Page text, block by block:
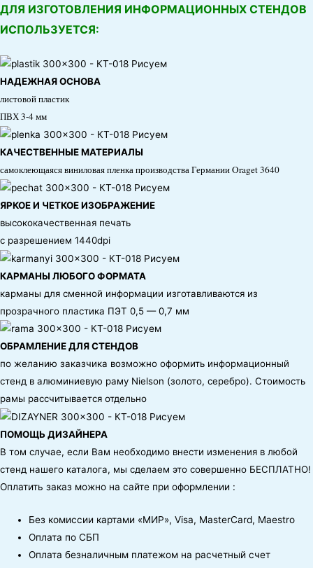
ДЛЯ ИЗГОТОВЛЕНИЯ ИНФОРМАЦИОННЫХ СТЕНДОВ
ИСПОЛЬЗУЕТСЯ:
НАДЕЖНАЯ ОСНОВА
листовой пластик
ПВХ 3-4 мм
КАЧЕСТВЕННЫЕ МАТЕРИАЛЫ
самоклеющаяся виниловая пленка производства Германии Oraget 3640
ЯРКОЕ И ЧЕТКОЕ ИЗОБРАЖЕНИЕ
высококачественная печать
с разрешением 1440dpi
КАРМАНЫ ЛЮБОГО ФОРМАТА
карманы для сменной информации изготавливаются из
прозрачного пластика ПЭТ 0,5 — 0,7 мм
ОБРАМЛЕНИЕ ДЛЯ СТЕНДОВ
по желанию заказчика возможно оформить информационный
стенд в алюминиевую раму Nielson (золото, серебро). Стоимость
рамы рассчитывается отдельно
ПОМОЩЬ ДИЗАЙНЕРА
В том случае, если Вам необходимо внести изменения в любой
стенд нашего каталога, мы сделаем это совершенно БЕСПЛАТНО!
Оплатить заказ можно на сайте при оформлении :
Без комиссии картами «МИР», Visa, MasterCard, Maestro
Оплата по СБП
Оплата безналичным платежом на расчетный счет